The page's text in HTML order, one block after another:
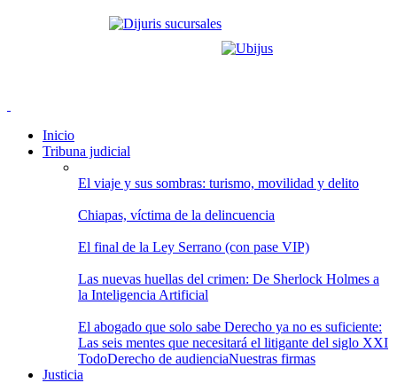
Inicio
Tribuna judicial
El viaje y sus sombras: turismo, movilidad y delito
Chiapas, víctima de la delincuencia
El final de la Ley Serrano (con pase VIP)
Las nuevas huellas del crimen: De Sherlock Holmes a
la Inteligencia Artificial
El abogado que solo sabe Derecho ya no es suficiente:
Las seis mentes que necesitará el litigante del siglo XXI
TodoDerecho de audienciaNuestras firmas
Justicia